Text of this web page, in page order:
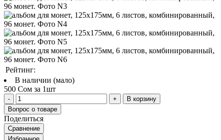
Рейтинг:
В наличии (мало)
500 Сом за 1шт
В корзину
Вопрос о товаре
Поделиться
Сравнение